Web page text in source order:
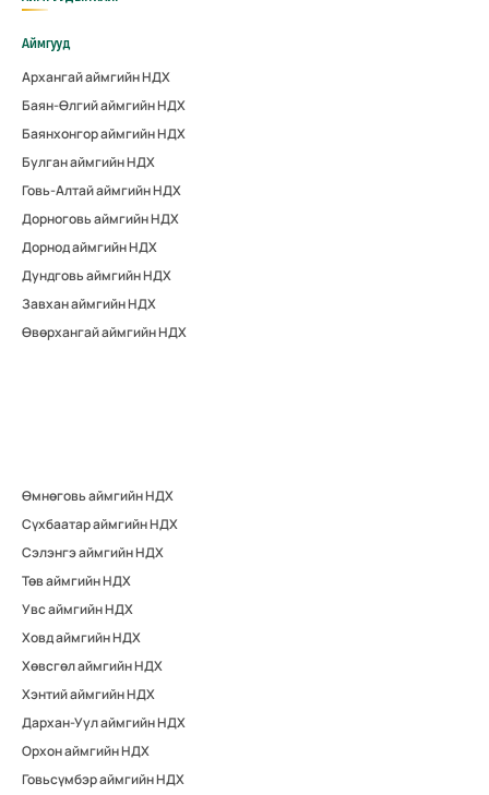
Аймгууд
Архангай аймгийн НДХ
Баян-Өлгий аймгийн НДХ
Баянхонгор аймгийн НДХ
Булган аймгийн НДХ
Говь-Алтай аймгийн НДХ
Дорноговь аймгийн НДХ
Дорнод аймгийн НДХ
Дундговь аймгийн НДХ
Завхан аймгийн НДХ
Өвөрхангай аймгийн НДХ
Өмнөговь аймгийн НДХ
Сүхбаатар аймгийн НДХ
Сэлэнгэ аймгийн НДХ
Төв аймгийн НДХ
Увс аймгийн НДХ
Ховд аймгийн НДХ
Хөвсгөл аймгийн НДХ
Хэнтий аймгийн НДХ
Дархан-Уул аймгийн НДХ
Орхон аймгийн НДХ
Говьсүмбэр аймгийн НДХ